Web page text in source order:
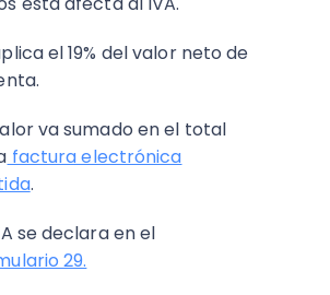
el 19% del valor neto de
va sumado en el total
factura electrónica
.
se declara en el
29.